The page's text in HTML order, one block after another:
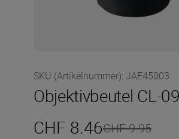
SKU (Artikelnummer): JAE45003
Objektivbeutel CL-
CHF 8.46CHF 9.95